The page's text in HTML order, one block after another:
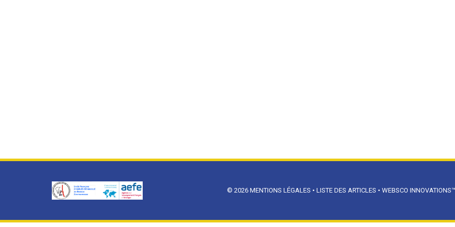
© 2026 MENTIONS LÉGALES • LISTE DES ARTICLES • WEBSCO INNOVATIONS™